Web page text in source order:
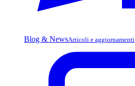
Blog & NewsArticoli e aggiornamenti